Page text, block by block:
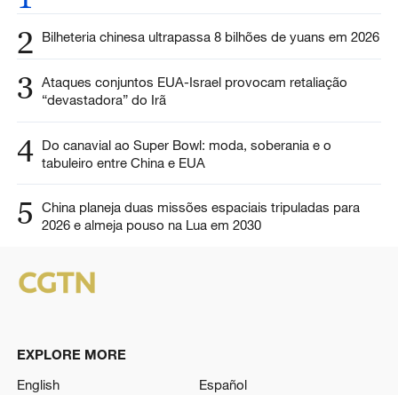
2 Bilheteria chinesa ultrapassa 8 bilhões de yuans em 2026
3 Ataques conjuntos EUA-Israel provocam retaliação
“devastadora” do Irã
4 Do canavial ao Super Bowl: moda, soberania e o
tabuleiro entre China e EUA
5
China planeja duas missões espaciais tripuladas para
2026 e almeja pouso na Lua em 2030
EXPLORE MORE
English
Español